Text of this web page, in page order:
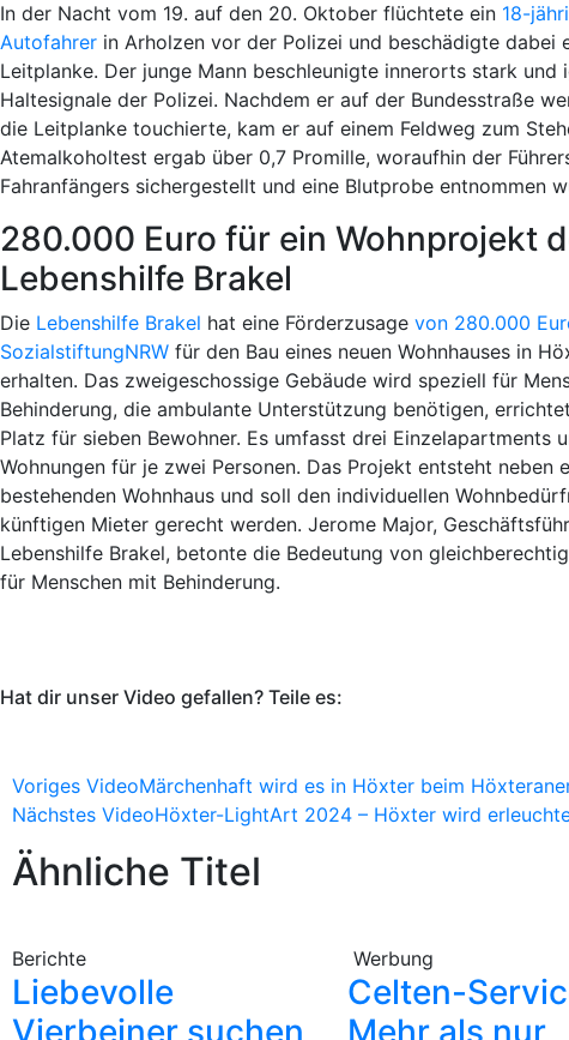
In der Nacht vom 19. auf den 20. Oktober flüchtete ein 18-
Autofahrer in Arholzen vor der Polizei und beschädigte dabei
Leitplanke. Der junge Mann beschleunigte innerorts stark und
Haltesignale der Polizei. Nachdem er auf der Bundesstraße
die Leitplanke touchierte, kam er auf einem Feldweg zum
Atemalkoholtest ergab über 0,7 Promille, woraufhin der
Fahranfängers sichergestellt und eine Blutprobe entnommen
280.000 Euro für ein Wohnprojekt
Lebenshilfe Brakel
Die Lebenshilfe Brakel hat eine Förderzusage von 280.000
SozialstiftungNRW für den Bau eines neuen Wohnhauses in
erhalten. Das zweigeschossige Gebäude wird speziell für
Behinderung, die ambulante Unterstützung benötigen,
Platz für sieben Bewohner. Es umfasst drei Einzelapartments
Wohnungen für je zwei Personen. Das Projekt entsteht neben
bestehenden Wohnhaus und soll den individuellen
künftigen Mieter gerecht werden. Jerome Major,
Lebenshilfe Brakel, betonte die Bedeutung von
für Menschen mit Behinderung.
Hat dir unser Video gefallen? Teile es:
Voriges VideoMärchenhaft wird es in Höxter beim
Nächstes VideoHöxter-LightArt 2024 – Höxter wird
Ähnliche Titel
Berichte
Liebevolle
Vierbeiner suchen
Werbung
Celten-
Mehr als nur